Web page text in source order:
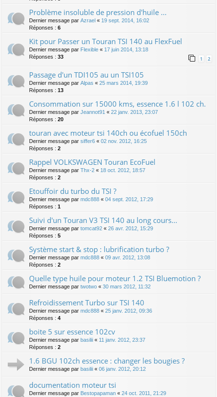
Problème insoluble de pression d'huile ...
Dernier message par Azrael « 19 sept. 2014, 16:02
Réponses : 6
Kit pour Passer un Touran TSI 140 au FlexFuel
Dernier message par Flexible « 17 juin 2014, 13:18
Réponses : 33 1 2
Passage d'un TDI105 au un TSI105
Dernier message par Alpas « 25 mars 2014, 19:39
Réponses : 13
Consommation sur 15000 kms, essence 1.6 l 102 ch.
Dernier message par Jeannot91 « 22 janv. 2013, 23:07
Réponses : 20
touran avec moteur tsi 140ch ou écofuel 150ch
Dernier message par siffer6 « 02 nov. 2012, 16:25
Réponses : 2
Rappel VOLKSWAGEN Touran EcoFuel
Dernier message par Thx-2 « 18 oct. 2012, 18:57
Réponses : 2
Etouffoir du turbo du TSI ?
Dernier message par mdc888 « 04 sept. 2012, 17:29
Réponses : 1
Suivi d'un Touran V3 TSI 140 au long cours...
Dernier message par tomcat92 « 26 avr. 2012, 15:29
Réponses : 5
Système start & stop : lubrification turbo ?
Dernier message par mdc888 « 09 avr. 2012, 13:08
Réponses : 2
Quelle type huile pour moteur 1.2 TSI Bluemotion ?
Dernier message par twotwo « 30 mars 2012, 11:32
Refroidissement Turbo sur TSI 140
Dernier message par mdc888 « 25 janv. 2012, 09:36
Réponses : 4
boite 5 sur essence 102cv
Dernier message par basilii « 11 janv. 2012, 23:37
Réponses : 2
1.6 BGU 102ch essence : changer les bougies ?
Dernier message par basilii « 06 janv. 2012, 20:12
documentation moteur tsi
Dernier message par Bestopapaman « 24 oct. 2011, 21:29